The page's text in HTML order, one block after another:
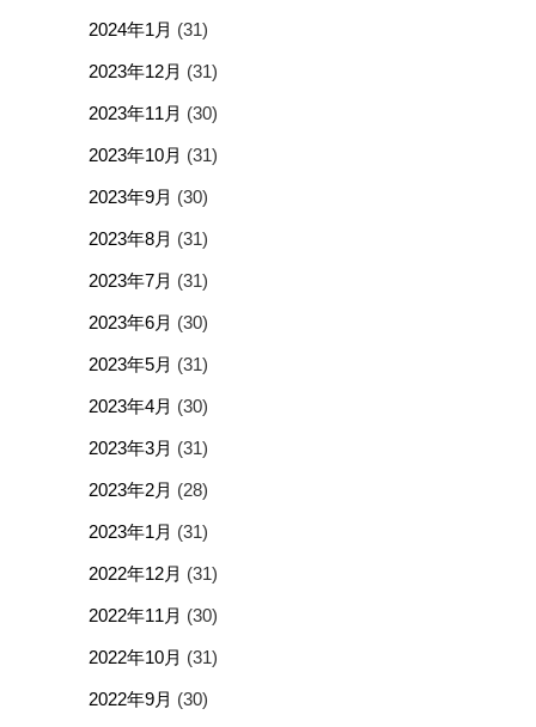
2024年1月 (31)
2023年12月 (31)
2023年11月 (30)
2023年10月 (31)
2023年9月 (30)
2023年8月 (31)
2023年7月 (31)
2023年6月 (30)
2023年5月 (31)
2023年4月 (30)
2023年3月 (31)
2023年2月 (28)
2023年1月 (31)
2022年12月 (31)
2022年11月 (30)
2022年10月 (31)
2022年9月 (30)